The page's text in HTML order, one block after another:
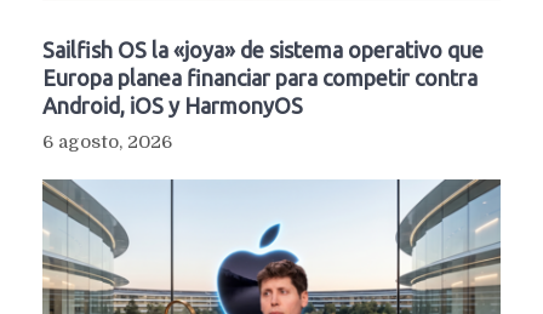
Sailfish OS la «joya» de sistema operativo que
Europa planea financiar para competir contra
Android, iOS y HarmonyOS
6 agosto, 2026